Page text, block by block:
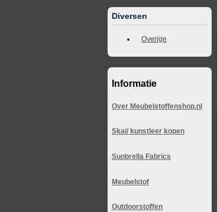
Diversen
Overige
Informatie
Over Meubelstoffenshop.nl
Skai/ kunstleer kopen
Sunbrella Fabrics
Meubelstof
Outdoorstoffen